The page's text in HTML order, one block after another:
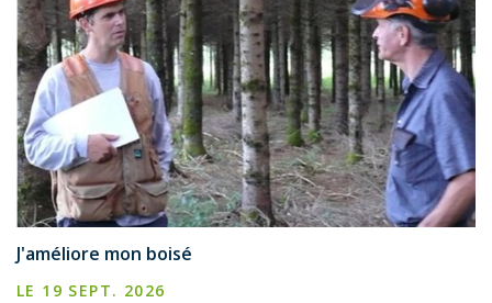
J'améliore mon boisé
LE 19 SEPT. 2026